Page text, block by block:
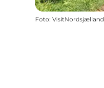
Foto: VisitNordsjælland